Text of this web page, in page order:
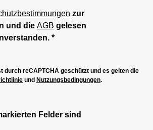
zur
und die AGB gelesen
*
durch reCAPTCHA geschützt und es gelten die
und Nutzungsbedingungen.
Felder sind